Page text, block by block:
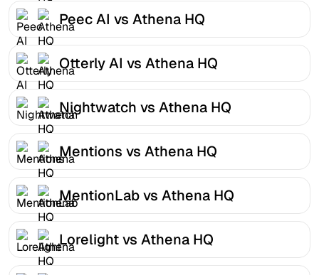
Peec AI vs Athena HQ
Otterly AI vs Athena HQ
Nightwatch vs Athena HQ
Mentions vs Athena HQ
MentionLab vs Athena HQ
Lorelight vs Athena HQ